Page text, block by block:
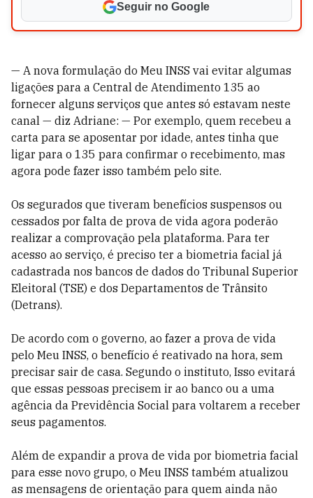
Seguir no Google
— A nova formulação do Meu INSS vai evitar algumas
ligações para a Central de Atendimento 135 ao
fornecer alguns serviços que antes só estavam neste
canal — diz Adriane: — Por exemplo, quem recebeu a
carta para se aposentar por idade, antes tinha que
ligar para o 135 para confirmar o recebimento, mas
agora pode fazer isso também pelo site.
Os segurados que tiveram benefícios suspensos ou
cessados por falta de prova de vida agora poderão
realizar a comprovação pela plataforma. Para ter
acesso ao serviço, é preciso ter a biometria facial já
cadastrada nos bancos de dados do Tribunal Superior
Eleitoral (TSE) e dos Departamentos de Trânsito
(Detrans).
De acordo com o governo, ao fazer a prova de vida
pelo Meu INSS, o benefício é reativado na hora, sem
precisar sair de casa. Segundo o instituto, Isso evitará
que essas pessoas precisem ir ao banco ou a uma
agência da Previdência Social para voltarem a receber
seus pagamentos.
Além de expandir a prova de vida por biometria facial
para esse novo grupo, o Meu INSS também atualizou
as mensagens de orientação para quem ainda não